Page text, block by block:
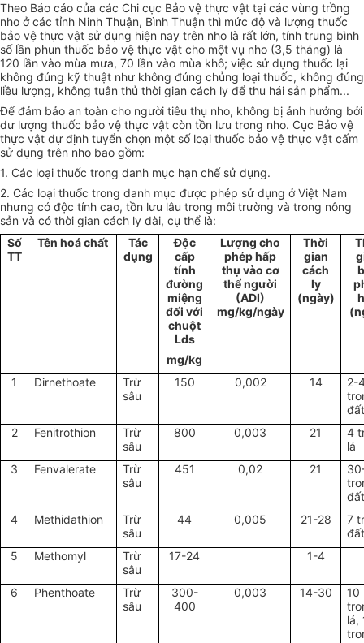
Theo Báo cáo của các Chi cục Bảo vệ thực vật tại các vùng trồng
nho ở các tỉnh Ninh Thuận, Bình Thuận thì mức độ và lượng thuốc
bảo vệ thực vật sử dụng hiện nay trên nho là rất lớn, tính trung bình
số lần phun thuốc bảo vệ thực vật cho một vụ nho (3,5 tháng) là
120 lần vào mùa mưa, 70 lần vào mùa khô; việc sử dụng thuốc lại
không đúng kỹ thuật như không đúng chủng loại thuốc, không đúng
liều lượng, không tuân thủ thời gian cách ly để thu hái sản phẩm...
Để đảm bảo an toàn cho người tiêu thụ nho, không bị ảnh hưởng bởi
dư lượng thuốc bảo vệ thực vật còn tồn lưu trong nho. Cục Bảo vệ
thực vật dự định tuyển chọn một số loại thuốc bảo vệ thực vật cấm
sử dụng trên nho bao gồm:
1. Các loại thuốc trong danh mục hạn chế sử dụng.
2. Các loại thuốc trong danh mục được phép sử dụng ở Việt Nam
nhưng có độc tính cao, tồn lưu lâu trong môi trường và trong nông
sản và có thời gian cách ly dài, cụ thể là:
Số
TT
Tên hoá chất
Tác
dụng
Độc
cấp
tính
đường
miệng
đối với
chuột
Lds
mg/kg
Lượng cho
phép hấp
thụ vào cơ
thể người
(ADI)
mg/kg/ngày
Thời
gian
cách
ly
(ngày)
1 Dirnethoate
Trừ
sâu
150 0,002 14
2-
2
Fenitrothion
Trừ
sâu
800 0,003 21
4
lá
3
Fenvalerate
Trừ
sâu
451 0,02 21
4
Methidathion
Trừ
sâu
44 0,005 21-28
7
5
Methomyl
Trừ
sâu
17-24 1-4
6 Phenthoate
Trừ
sâu
300-
400
0,003 14-30
10
lá,